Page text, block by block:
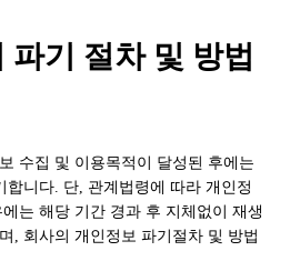
파기 절차 및 방법
수집 및 이용목적이 달성된 후에는
니다. 단, 관계법령에 따라 개인정
는 해당 기간 경과 후 지체없이 재생
, 회사의 개인정보 파기절차 및 방법